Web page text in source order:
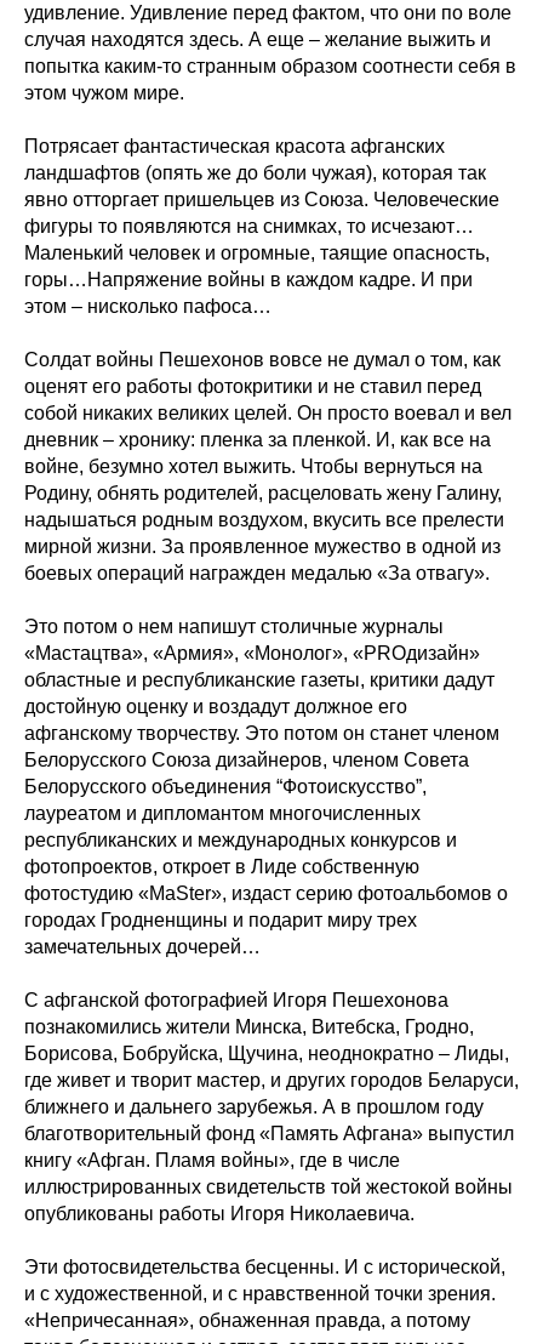
удивление. Удивление перед фактом, что они по воле
случая находятся здесь. А еще – желание выжить и
попытка каким-то странным образом соотнести себя в
этом чужом мире.
Потрясает фантастическая красота афганских
ландшафтов (опять же до боли чужая), которая так
явно отторгает пришельцев из Союза. Человеческие
фигуры то появляются на снимках, то исчезают…
Маленький человек и огромные, таящие опасность,
горы…Напряжение войны в каждом кадре. И при
этом – нисколько пафоса…
Солдат войны Пешехонов вовсе не думал о том, как
оценят его работы фотокритики и не ставил перед
собой никаких великих целей. Он просто воевал и вел
дневник – хронику: пленка за пленкой. И, как все на
войне, безумно хотел выжить. Чтобы вернуться на
Родину, обнять родителей, расцеловать жену Галину,
надышаться родным воздухом, вкусить все прелести
мирной жизни. За проявленное мужество в одной из
боевых операций награжден медалью «За отвагу».
Это потом о нем напишут столичные журналы
«Мастацтва», «Армия», «Монолог», «PROдизайн»
областные и республиканские газеты, критики дадут
достойную оценку и воздадут должное его
афганскому творчеству. Это потом он станет членом
Белорусского Союза дизайнеров, членом Совета
Белорусского объединения “Фотоискусство”,
лауреатом и дипломантом многочисленных
республиканских и международных конкурсов и
фотопроектов, откроет в Лиде собственную
фотостудию «MaSter», издаст серию фотоальбомов о
городах Гродненщины и подарит миру трех
замечательных дочерей…
С афганской фотографией Игоря Пешехонова
познакомились жители Минска, Витебска, Гродно,
Борисова, Бобруйска, Щучина, неоднократно – Лиды,
где живет и творит мастер, и других городов Беларуси,
ближнего и дальнего зарубежья. А в прошлом году
благотворительный фонд «Память Афгана» выпустил
книгу «Афган. Пламя войны», где в числе
иллюстрированных свидетельств той жестокой войны
опубликованы работы Игоря Николаевича.
Эти фотосвидетельства бесценны. И с исторической,
и с художественной, и с нравственной точки зрения.
«Непричесанная», обнаженная правда, а потому